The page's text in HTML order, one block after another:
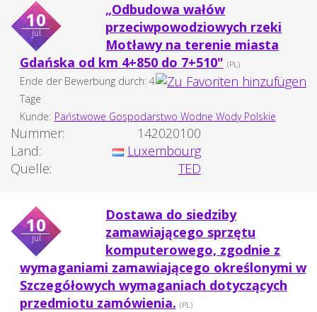
10
jul
„Odbudowa wałów
przeciwpowodziowych rzeki
Motławy na terenie miasta
Gdańska od km 4+850 do 7+510" (PL)
Ende der Bewerbung durch: 4
Tage
Kunde: Państwowe Gospodarstwo Wodne Wody Polskie
Nummer:
142020100
Land:
Luxembourg
Quelle:
TED
10
jul
Dostawa do siedziby
zamawiającego sprzętu
komputerowego, zgodnie z
wymaganiami zamawiającego określonymi w
Szczegółowych wymaganiach dotyczących
przedmiotu zamówienia. (PL)